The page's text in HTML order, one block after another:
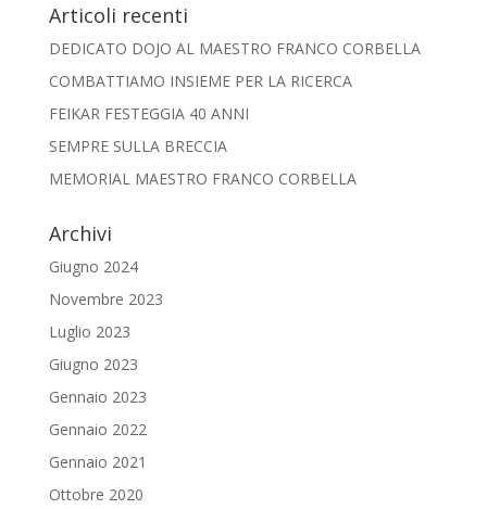
Articoli recenti
DEDICATO DOJO AL MAESTRO FRANCO CORBELLA
COMBATTIAMO INSIEME PER LA RICERCA
FEIKAR FESTEGGIA 40 ANNI
SEMPRE SULLA BRECCIA
MEMORIAL MAESTRO FRANCO CORBELLA
Archivi
Giugno 2024
Novembre 2023
Luglio 2023
Giugno 2023
Gennaio 2023
Gennaio 2022
Gennaio 2021
Ottobre 2020